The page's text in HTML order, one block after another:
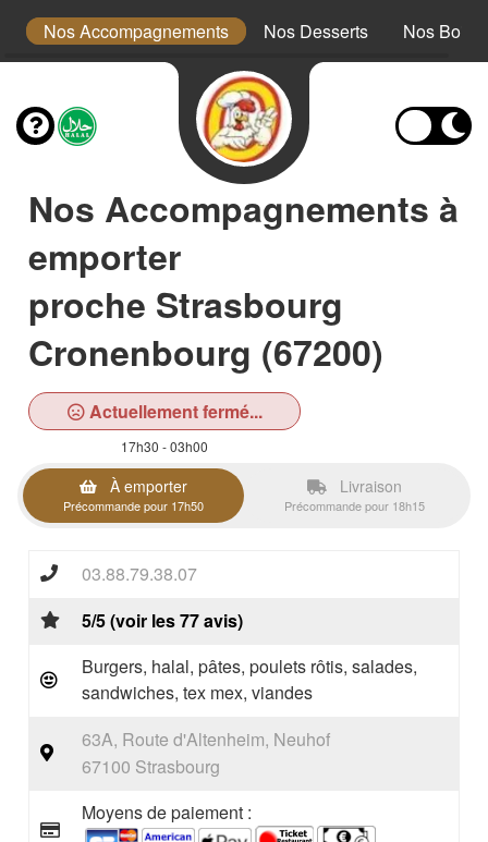
Nos Accompagnements Nos Desserts Nos
Nos Accompagnements à
emporter
proche Strasbourg
Cronenbourg (67200)
Actuellement fermé...
17h30 - 03h00
À emporter
Précommande pour 17h50
Livraison
Précommande pour 18h15
03.88.79.38.07
5/5 (voir les 77 avis)
Burgers, halal, pâtes, poulets rôtis, salades,
sandwiches, tex mex, viandes
63A, Route d'Altenheim, Neuhof
67100 Strasbourg
Moyens de paiement :